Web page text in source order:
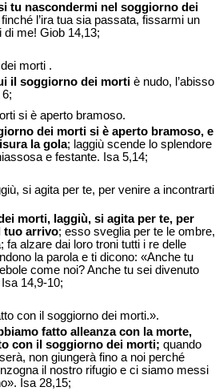
tu nascondermi nel soggiorno dei
l’ira tua sia passata, fissarmi un
di me! Giob 14,13;
morti .
il soggiorno dei morti è nudo, l’abisso
si è aperto bramoso.
dei morti si è aperto bramoso, e
la gola; laggiù scende lo splendore
e festante. Isa 5,14;
si agita per te, per venire a incontrarti
morti, laggiù, si agita per te, per
tuo arrivo; esso sveglia per te le ombre,
fa alzare dai loro troni tutti i re delle
la parola e ti dicono: «Anche tu
come noi? Anche tu sei divenuto
14,9-10;
con il soggiorno dei morti.».
fatto alleanza con la morte,
con il soggiorno dei morti; quando
non giungerà fino a noi perché
il nostro rifugio e ci siamo messi
Isa 28,15;